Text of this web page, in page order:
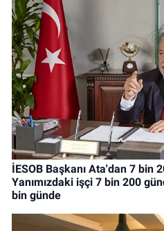
İESOB Başkanı Ata'dan 7 bin
Yanımızdaki işçi 7 bin 200
bin günde